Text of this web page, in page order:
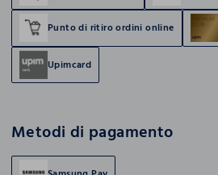
Punto di ritiro ordini online
Upimcard
Metodi di pagamento